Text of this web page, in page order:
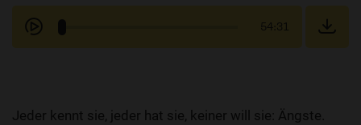
54:31
Jeder kennt sie, jeder hat sie, keiner will sie: Ängste.